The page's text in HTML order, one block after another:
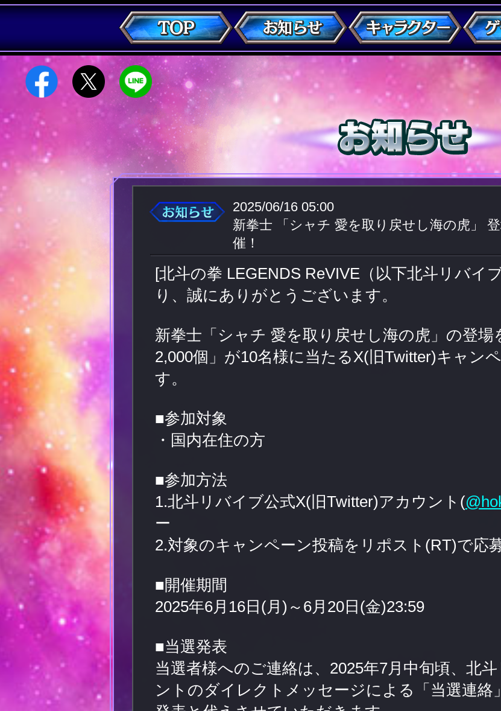
2025/06/16 05:00
新拳士 「シャチ 愛を取り戻せし海の虎」
催！
[北斗の拳 LEGENDS ReVIVE（以下北斗リバイ
り、誠にありがとうございます。
新拳士「シャチ 愛を取り戻せし海の虎 」の登
2,000個」が10名様に当たるX(旧Twitter)キャン
す。
■参加対象
・国内在住の方
■参加方法
1.北斗リバイブ公式X(旧Twitter)アカウント(
ー
2.対象のキャンペーン投稿をリポスト(RT)で応
■開催期間
2025年6月16日(月)～6月20日(金)23:59
■当選発表
当選者様へのご連絡は、2025年7月中旬頃、北
ントのダイレクトメッセージによる「当選連絡